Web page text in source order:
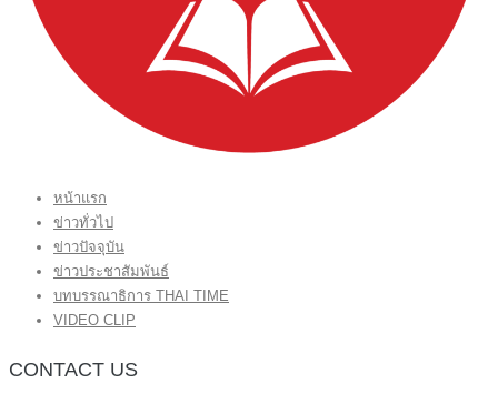
หน้าแรก
ข่าวทั่วไป
ข่าวปัจจุบัน
ข่าวประชาสัมพันธ์
บทบรรณาธิการ THAI TIME
VIDEO CLIP
CONTACT US